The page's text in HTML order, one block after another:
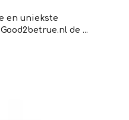
en uniekste
de ...